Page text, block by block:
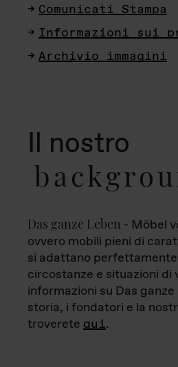
Comunicati Stampa
Informazioni sui
Archivio immagini
Il nostro
Das ganze Leben - Möbel
ovvero mobili pieni di
si adattano
circostanze e situazioni di
informazioni su Das
storia, i fondatori e la
troverete qui.